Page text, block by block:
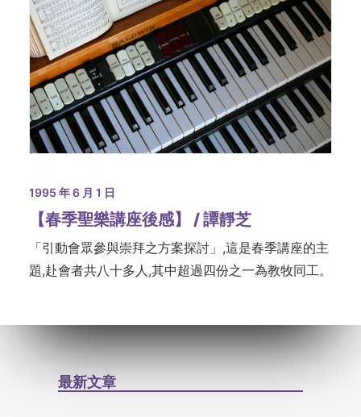
1995 年 6 月 1 日
【春季聖樂講座後感】 / 譚靜芝
「引動會眾參與崇拜之方案探討」,這是春季講座的主
題,赴會者共八十多人,其中超過四份之一為教牧同工。
最新文章